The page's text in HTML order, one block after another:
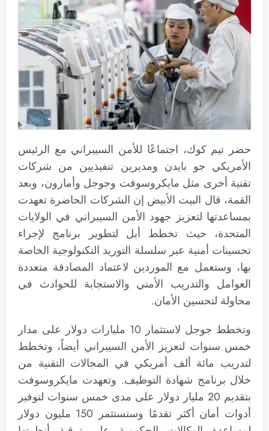
حضر تيم كوك، اجتماعًا للأمن السيبراني مع الرئيس
الأمريكي جو بايدن ومديرين تنفيذيين من شركات
تقنية أخرى مثل مايكروسوفت وجوجل وأمازون، وبعد
القمة، قال البيت الأبيض إن الشركات الحاضرة تعهدت
بمساعدتها لتعزيز جهود الأمن السيبراني في الولايات
المتحدة، حيث تخطط أبل لتطوير برنامج لإجراء
تحسينات أمنية عبر سلسلة التوريد التكنولوجية الخاصة
بها، وستعمل مع الموردين لاعتماد المصادقة متعددة
العوامل والتدريب الأمني ​​والاستجابة للحوادث في
محاولة لتحسين الأمان.
وتخطط جوجل لاستثمار 10 مليارات دولار على مدار
خمس سنوات لتعزيز الأمن السيبراني أيضاً، وتخطط
لتدريب مائة ألف أمريكي في المجالات التقنية من
خلال برنامج شهادة التوظيف. وتعهدت مايكروسوفت
بتقديم 20 مليار دولار على مدى خمس سنوات لتوفير
أدوات أمان أكثر تقدمًا وستستثمر 150 مليون دولار